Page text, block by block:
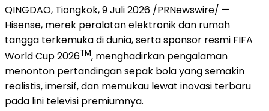
QINGDAO, Tiongkok, 9 Juli 2026 /PRNewswire/ —
Hisense, merek peralatan elektronik dan rumah
tangga terkemuka di dunia, serta sponsor resmi FIFA
World Cup 2026TM, menghadirkan pengalaman
menonton pertandingan sepak bola yang semakin
realistis, imersif, dan memukau lewat inovasi terbaru
pada lini televisi premiumnya.